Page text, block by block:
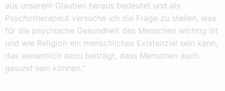
aus unserem Glauben heraus bedeutet und als
Psychotherapeut versuche ich die Frage zu stellen, was
für die psychische Gesundheit des Menschen wichtig ist
und wie Religion ein menschliches Existenzial sein kann,
das wesentlich dazu beiträgt, dass Menschen auch
gesund sein können.“